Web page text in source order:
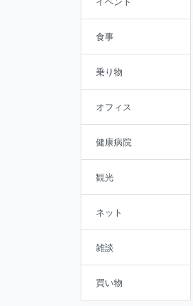
食事
乗り物
オフィス
健康病院
観光
ネット
雑談
買い物